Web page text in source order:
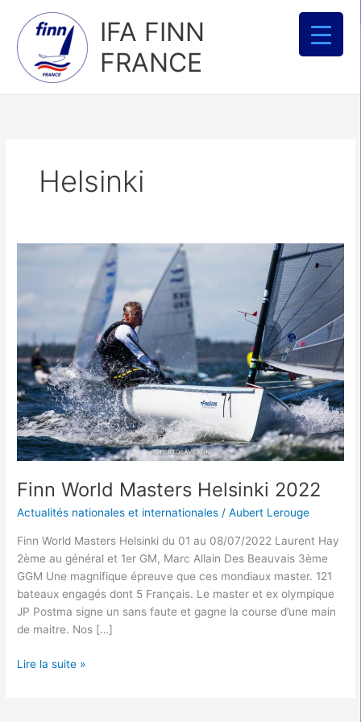
contenu
IFA FINN
FRANCE
Helsinki
Finn World Masters Helsinki 2022
Actualités nationales et internationales /Aubert Lerouge
Finn World Masters Helsinki du 01 au 08/07/2022 Laurent Hay
2ème au général et 1er GM, Marc Allain Des Beauvais 3ème
GGM Une magnifique épreuve que ces mondiaux master. 121
bateaux engagés dont 5 Français. Le master et ex olympique
JP Postma signe un sans faute et gagne la course d’une main
de maitre. Nos […]
Helsinki
Lire la suite »